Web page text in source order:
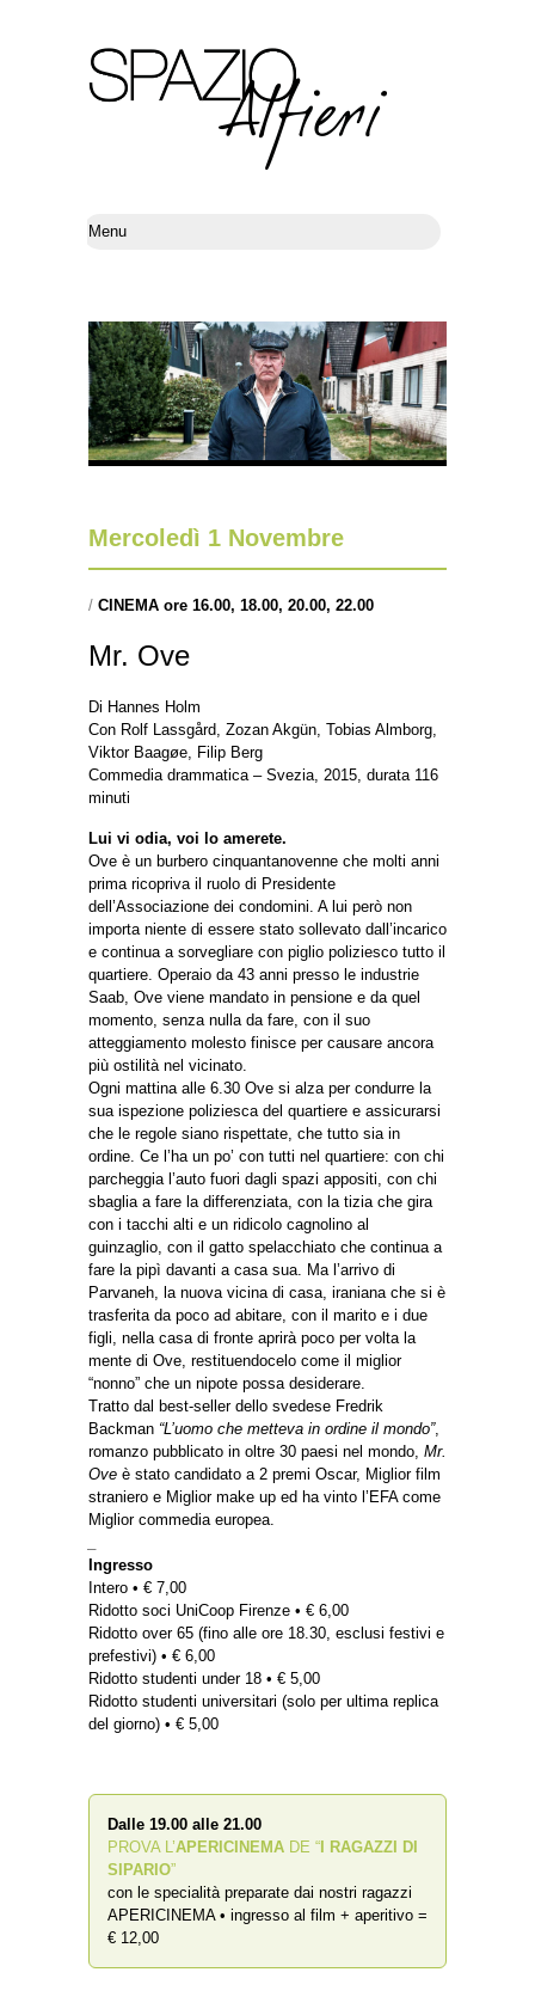
Mercoledì 1 Novembre
/ CINEMA ore 16.00, 18.00, 20.00, 22.00
Mr. Ove
Di Hannes Holm
Con Rolf Lassgård, Zozan Akgün, Tobias Almborg,
Viktor Baagøe, Filip Berg
Commedia drammatica – Svezia, 2015, durata 116
minuti
Lui vi odia, voi lo amerete.
Ove è un burbero cinquantanovenne che molti anni
prima ricopriva il ruolo di Presidente
dell’Associazione dei condomini. A lui però non
importa niente di essere stato sollevato dall’incarico
e continua a sorvegliare con piglio poliziesco tutto il
quartiere. Operaio da 43 anni presso le industrie
Saab, Ove viene mandato in pensione e da quel
momento, senza nulla da fare, con il suo
atteggiamento molesto finisce per causare ancora
più ostilità nel vicinato.
Ogni mattina alle 6.30 Ove si alza per condurre la
sua ispezione poliziesca del quartiere e assicurarsi
che le regole siano rispettate, che tutto sia in
ordine. Ce l’ha un po’ con tutti nel quartiere: con chi
parcheggia l’auto fuori dagli spazi appositi, con chi
sbaglia a fare la differenziata, con la tizia che gira
con i tacchi alti e un ridicolo cagnolino al
guinzaglio, con il gatto spelacchiato che continua a
fare la pipì davanti a casa sua. Ma l’arrivo di
Parvaneh, la nuova vicina di casa, iraniana che si è
trasferita da poco ad abitare, con il marito e i due
figli, nella casa di fronte aprirà poco per volta la
mente di Ove, restituendocelo come il miglior
“nonno” che un nipote possa desiderare.
Tratto dal best-seller dello svedese Fredrik
Backman “L’uomo che metteva in ordine il mondo”,
romanzo pubblicato in oltre 30 paesi nel mondo, Mr.
Ove è stato candidato a 2 premi Oscar, Miglior film
straniero e Miglior make up ed ha vinto l’EFA come
Miglior commedia europea.
Ingresso
Intero • € 7,00
Ridotto soci UniCoop Firenze • € 6,00
Ridotto over 65 (fino alle ore 18.30, esclusi festivi e
prefestivi) • € 6,00
Ridotto studenti under 18 • € 5,00
Ridotto studenti universitari (solo per ultima replica
del giorno) • € 5,00
Dalle 19.00 alle 21.00
PROVA L’APERICINEMA DE “ I RAGAZZI DI
SIPARIO”
con le specialità preparate dai nostri ragazzi
APERICINEMA • ingresso al film + aperitivo =
€ 12,00